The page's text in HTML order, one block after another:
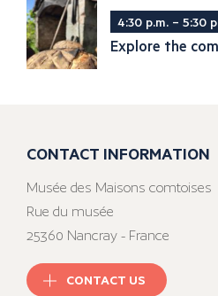
4:30 p.m. – 5:30
Explore the
CONTACT INFORMATION
Musée des Maisons comtoises
Rue du musée
25360 Nancray - France
CONTACT US